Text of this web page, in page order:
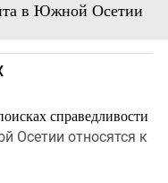
в Южной Осетии
справедливости
Осетии относятся к